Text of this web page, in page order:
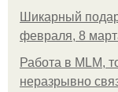
Шикарный
февраля, 8
Работа в MLM,
неразрывно